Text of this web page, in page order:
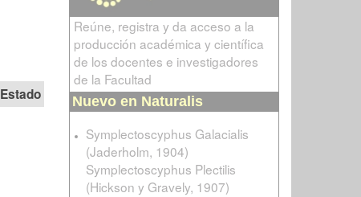
Estado
Reúne, registra y da acceso a la
producción académica y científica
de los docentes e investigadores
de la Facultad
Nuevo en Naturalis
Symplectoscyphus Galacialis
(Jaderholm, 1904)
Symplectoscyphus Plectilis
(Hickson y Gravely, 1907)